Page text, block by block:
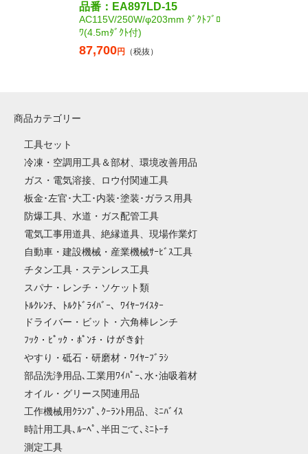
品番：EA897LD-15
AC115V/250W/φ203mm ﾀﾞｸﾄﾌﾞﾛ
ﾜ(4.5mﾀﾞｸﾄ付)
87,700円 （税抜）
商品カテゴリー
工具セット
冷凍・空調用工具＆部材、環境改善用品
ガス・電気溶接、ロウ付関連工具
板金･左官･大工･内装･塗装･ガラス用具
防爆工具、水道・ガス配管工具
電気工事用道具、絶縁道具、現場作業灯
自動車・建設機械・産業機械ｻｰﾋﾞｽ工具
チタン工具・ステンレス工具
スパナ・レンチ・ソケット類
ﾄﾙｸﾚﾝﾁ、ﾄﾙｸﾄﾞﾗｲﾊﾞｰ、ﾜｲﾔｰﾂｲｽﾀｰ
ドライバー・ビット・六角棒レンチ
ﾌｯｸ・ﾋﾟｯｸ・ﾎﾟﾝﾁ・けがき針
やすり・砥石・研磨材・ﾜｲﾔｰﾌﾞﾗｼ
部品洗浄用品､工業用ﾜｲﾊﾟｰ､水･油吸着材
オイル・グリース関連用品
工作機械用ｸﾗﾝﾌﾟ､ｸｰﾗﾝﾄ用品、ﾐﾆﾊﾞｲｽ
時計用工具､ﾙｰﾍﾟ､半田ごて､ﾐﾆﾄｰﾁ
測定工具